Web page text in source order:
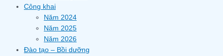
Công khai
Năm 2024
Năm 2025
Năm 2026
Đào tạo – Bồi dưỡng